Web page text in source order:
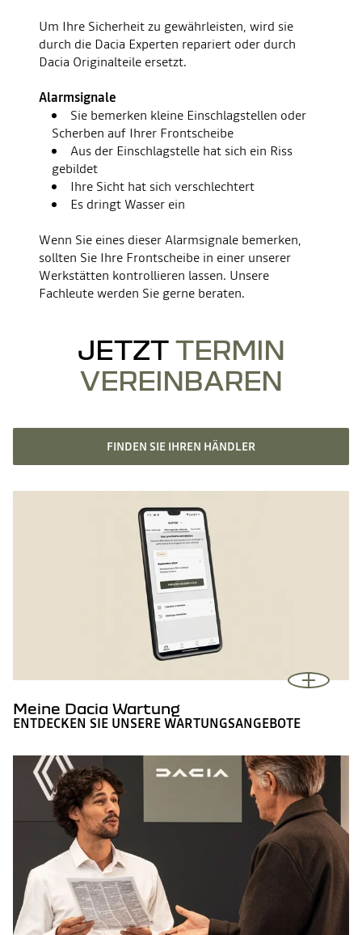
Um Ihre Sicherheit zu gewährleisten, wird sie
durch die Dacia Experten repariert oder durch
Dacia Originalteile ersetzt.
Alarmsignale
Sie bemerken kleine Einschlagstellen oder
Scherben auf Ihrer Frontscheibe
Aus der Einschlagstelle hat sich ein Riss
gebildet
Ihre Sicht hat sich verschlechtert
Es dringt Wasser ein
Wenn Sie eines dieser Alarmsignale bemerken,
sollten Sie Ihre Frontscheibe in einer unserer
Werkstätten kontrollieren lassen. Unsere
Fachleute werden Sie gerne beraten.
JETZT TERMIN
VEREINBAREN
FINDEN SIE IHREN HÄNDLER
Meine Dacia Wartung
ENTDECKEN SIE UNSERE WARTUNGSANGEBOTE